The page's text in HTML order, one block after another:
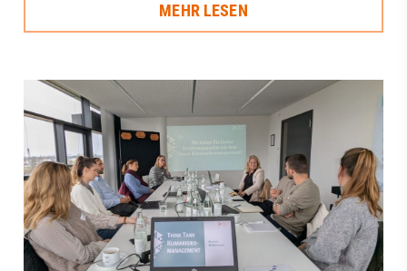
MEHR LESEN